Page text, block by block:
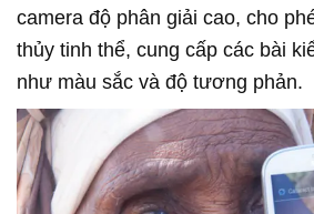
camera độ phân giải cao, cho
thủy tinh thể, cung cấp các bài
như màu sắc và độ tương phản.